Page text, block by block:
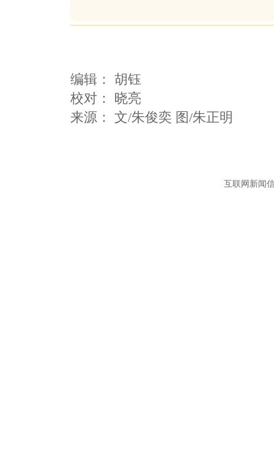
编辑： 胡钰
校对： 晓亮
互联网新闻